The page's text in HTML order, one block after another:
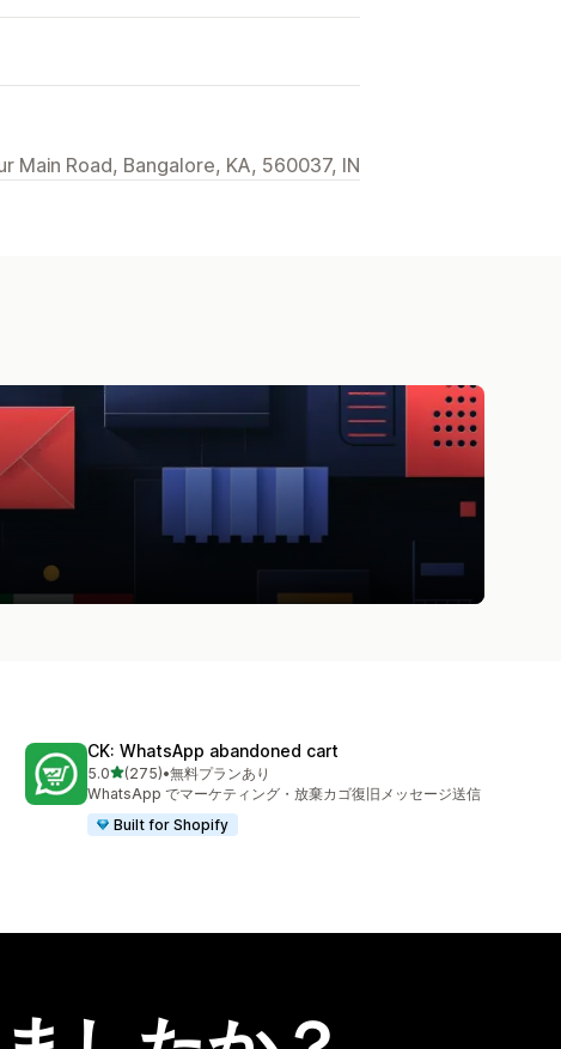
Main Road, Bangalore, KA, 560037, IN
CK: WhatsApp abandoned cart
5.05つ星中
(275)
合計レビュー数：275件
•無料プランあり
WhatsApp でマーケティング・放棄カゴ復旧メッセージ送信
Built for Shopify